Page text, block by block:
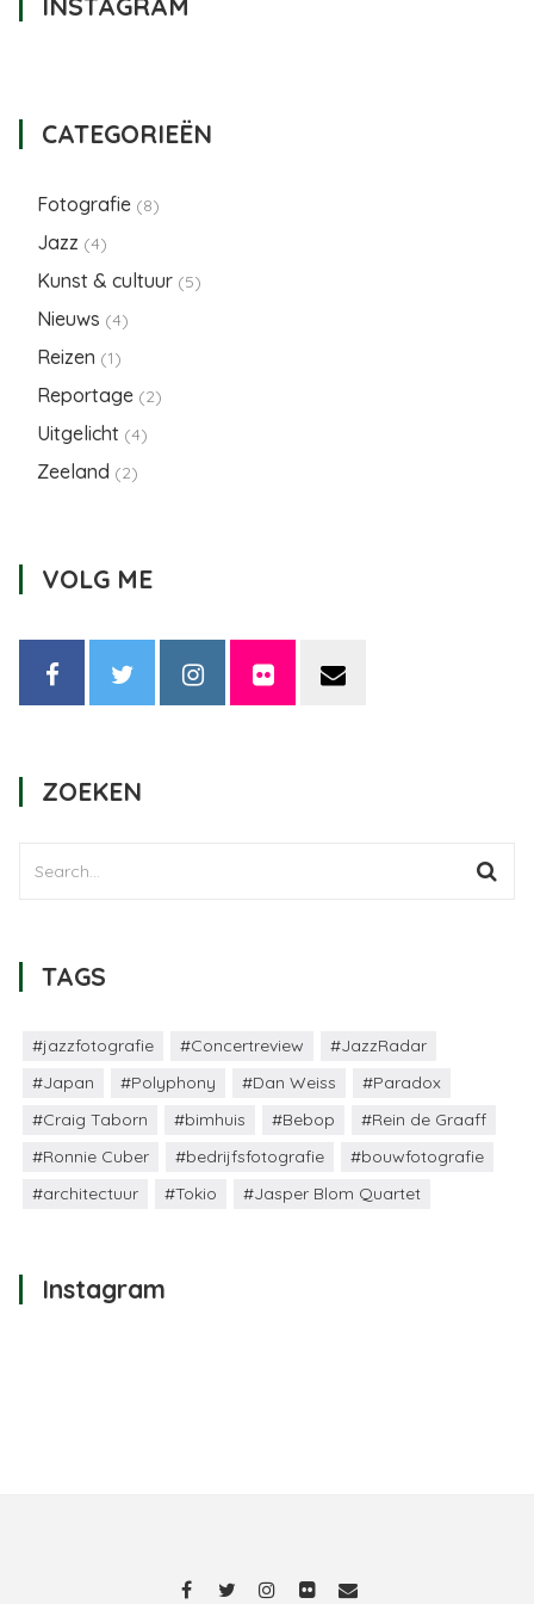
CATEGORIEËN
Fotografie (8)
Jazz (4)
Kunst & cultuur (5)
Nieuws (4)
Reizen (1)
Reportage (2)
Uitgelicht (4)
Zeeland (2)
VOLG ME
ZOEKEN
TAGS
#jazzfotografie #Concertreview
#JazzRadar
#Japan
#Polyphony #Dan Weiss
#Paradox
#Craig Taborn
#bimhuis #Bebop
#Rein de Graaff
#Ronnie Cuber
#bedrijfsfotografie
#bouwfotografie
#architectuur
#Tokio #Jasper Blom Quartet
Instagram